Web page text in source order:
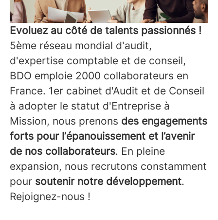
Evoluez au côté de talents passionnés !
5ème réseau mondial d'audit,
d'expertise comptable et de conseil,
BDO emploie 2000 collaborateurs en
France. 1er cabinet d'Audit et de Conseil
à adopter le statut d'Entreprise à
Mission, nous prenons des engagements
forts pour l’épanouissement et l’avenir
de nos collaborateurs. En pleine
expansion, nous recrutons constamment
pour soutenir notre développement.
Rejoignez-nous !